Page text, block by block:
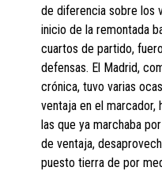
de diferencia sobre los
inicio de la remontada
cuartos de partido,
defensas. El Madrid,
crónica, tuvo varias
ventaja en el marcador,
las que ya marchaba
de ventaja,
puesto tierra de por